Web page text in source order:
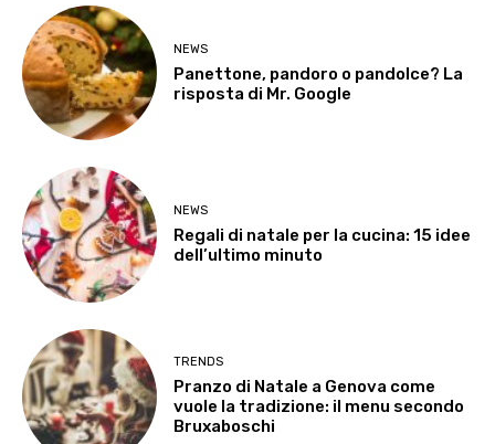
NEWS
Panettone, pandoro o pandolce? La
risposta di Mr. Google
NEWS
Regali di natale per la cucina: 15 idee
dell’ultimo minuto
TRENDS
Pranzo di Natale a Genova come
vuole la tradizione: il menu secondo
Bruxaboschi